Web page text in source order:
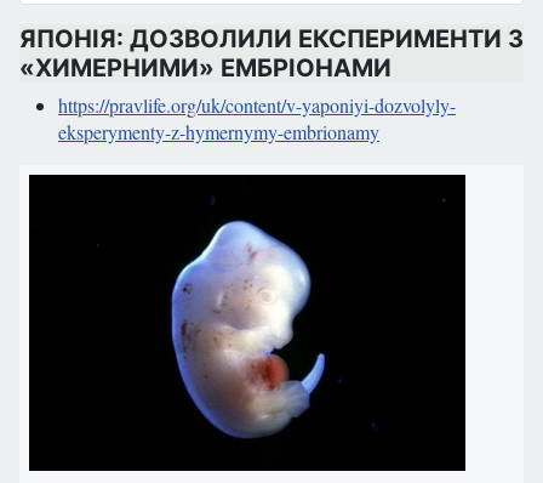
ЯПОНІЯ: ДОЗВОЛИЛИ ЕКСПЕРИМЕНТИ З
«ХИМЕРНИМИ» ЕМБРІОНАМИ
https://pravlife.org/uk/content/v-yaponiyi-dozvolyly-
eksperymenty-z-hymernymy-embrionamy